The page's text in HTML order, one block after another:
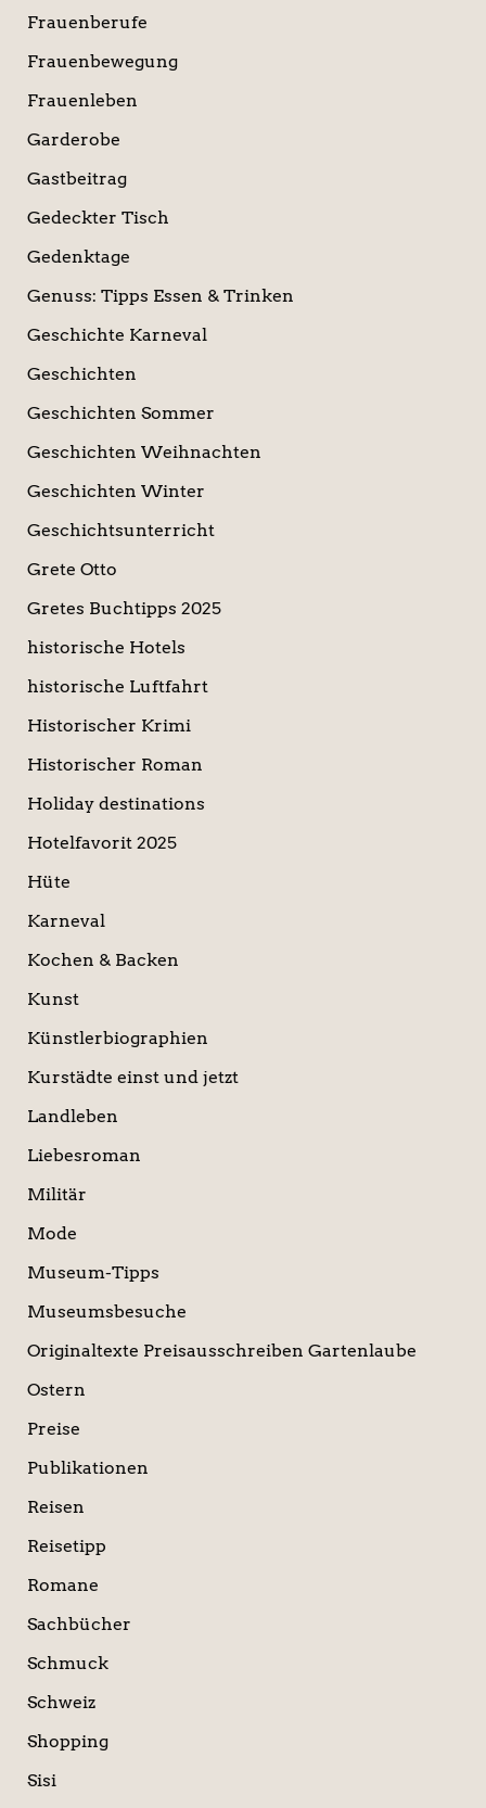
Frauenberufe
Frauenbewegung
Frauenleben
Garderobe
Gastbeitrag
Gedeckter Tisch
Gedenktage
Genuss: Tipps Essen & Trinken
Geschichte Karneval
Geschichten
Geschichten Sommer
Geschichten Weihnachten
Geschichten Winter
Geschichtsunterricht
Grete Otto
Gretes Buchtipps 2025
historische Hotels
historische Luftfahrt
Historischer Krimi
Historischer Roman
Holiday destinations
Hotelfavorit 2025
Hüte
Karneval
Kochen & Backen
Kunst
Künstlerbiographien
Kurstädte einst und jetzt
Landleben
Liebesroman
Militär
Mode
Museum-Tipps
Museumsbesuche
Originaltexte Preisausschreiben Gartenlaube
Ostern
Preise
Publikationen
Reisen
Reisetipp
Romane
Sachbücher
Schmuck
Schweiz
Shopping
Sisi